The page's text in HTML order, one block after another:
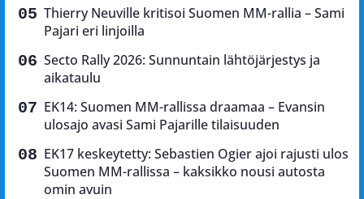
Thierry Neuville kritisoi Suomen MM-rallia – Sami
Pajari eri linjoilla
Secto Rally 2026: Sunnuntain lähtöjärjestys ja
aikataulu
EK14: Suomen MM-rallissa draamaa – Evansin
ulosajo avasi Sami Pajarille tilaisuuden
EK17 keskeytetty: Sebastien Ogier ajoi rajusti ulos
Suomen MM-rallissa – kaksikko nousi autosta
omin avuin